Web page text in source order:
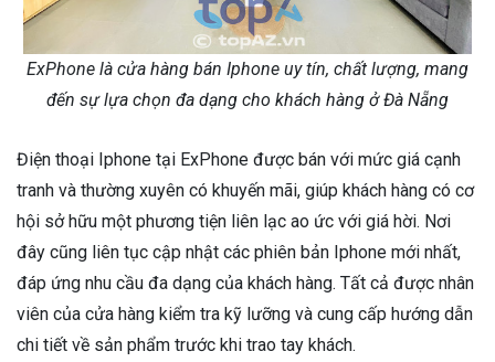
ExPhone là cửa hàng bán Iphone uy tín, chất lượng, mang
đến sự lựa chọn đa dạng cho khách hàng ở Đà Nẵng
Điện thoại Iphone tại ExPhone được bán với mức giá cạnh
tranh và thường xuyên có khuyến mãi, giúp khách hàng có cơ
hội sở hữu một phương tiện liên lạc ao ức với giá hời. Nơi
đây cũng liên tục cập nhật các phiên bản Iphone mới nhất,
đáp ứng nhu cầu đa dạng của khách hàng. Tất cả được nhân
viên của cửa hàng kiểm tra kỹ lưỡng và cung cấp hướng dẫn
chi tiết về sản phẩm trước khi trao tay khách.